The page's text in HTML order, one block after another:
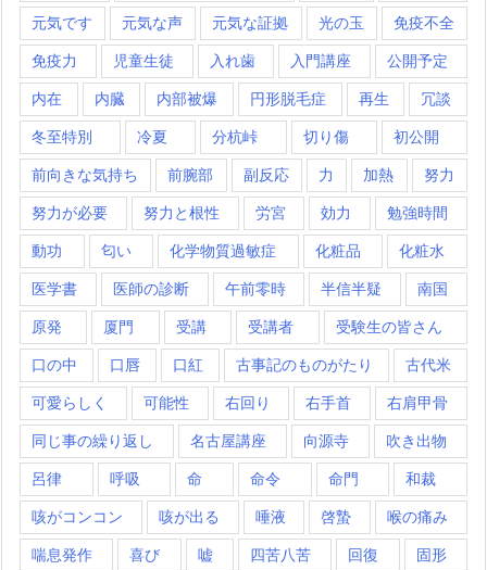
元気です 元気な声 元気な証拠 光の玉 免疫不全
免疫力 児童生徒 入れ歯 入門講座 公開予定
内在 内臓 内部被爆 円形脱毛症 再生 冗談
冬至特別 冷夏 分杭峠 切り傷 初公開
前向きな気持ち 前腕部 副反応 力 加熱 努力
努力が必要 努力と根性 労宮 効力 勉強時間
動功 匂い 化学物質過敏症 化粧品 化粧水
医学書 医師の診断 午前零時 半信半疑 南国
原発 厦門 受講 受講者 受験生の皆さん
口の中 口唇 口紅 古事記のものがたり 古代米
可愛らしく 可能性 右回り 右手首 右肩甲骨
同じ事の繰り返し 名古屋講座 向源寺 吹き出物
呂律 呼吸 命 命令 命門 和裁
咳がコンコン 咳が出る 唾液 啓蟄 喉の痛み
喘息発作 喜び 嘘 四苦八苦 回復 固形